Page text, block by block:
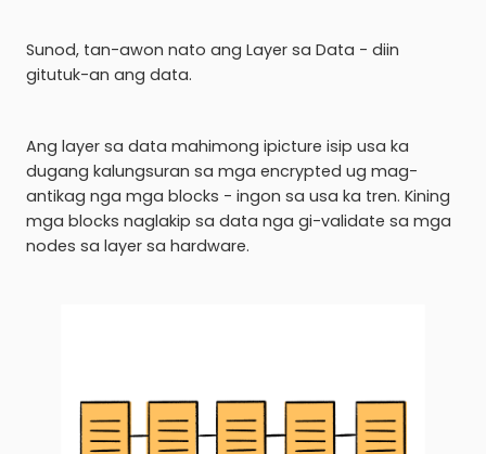
Sunod, tan-awon nato ang Layer sa Data - diin
gitutuk-an ang data.
Ang layer sa data mahimong ipicture isip usa ka
dugang kalungsuran sa mga encrypted ug mag-
antikag nga mga blocks - ingon sa usa ka tren. Kining
mga blocks naglakip sa data nga gi-validate sa mga
nodes sa layer sa hardware.